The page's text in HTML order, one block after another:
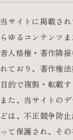
当サイトに掲載さ
らゆるコンテンツ
者人格権・著作隣
れており、著作権
目的で複製・転載
また、当サイトの
どは、不正競争防
って保護され、そ